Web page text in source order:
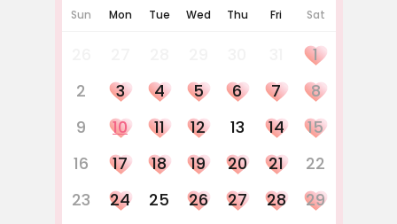
Sun Mon Tue Wed Thu Fri Sat
1
2
3 4 5 6 7
8
9
10 11 12 13 14
15
16
17 18 19 20 21
22
23
24 25 26 27 28
29